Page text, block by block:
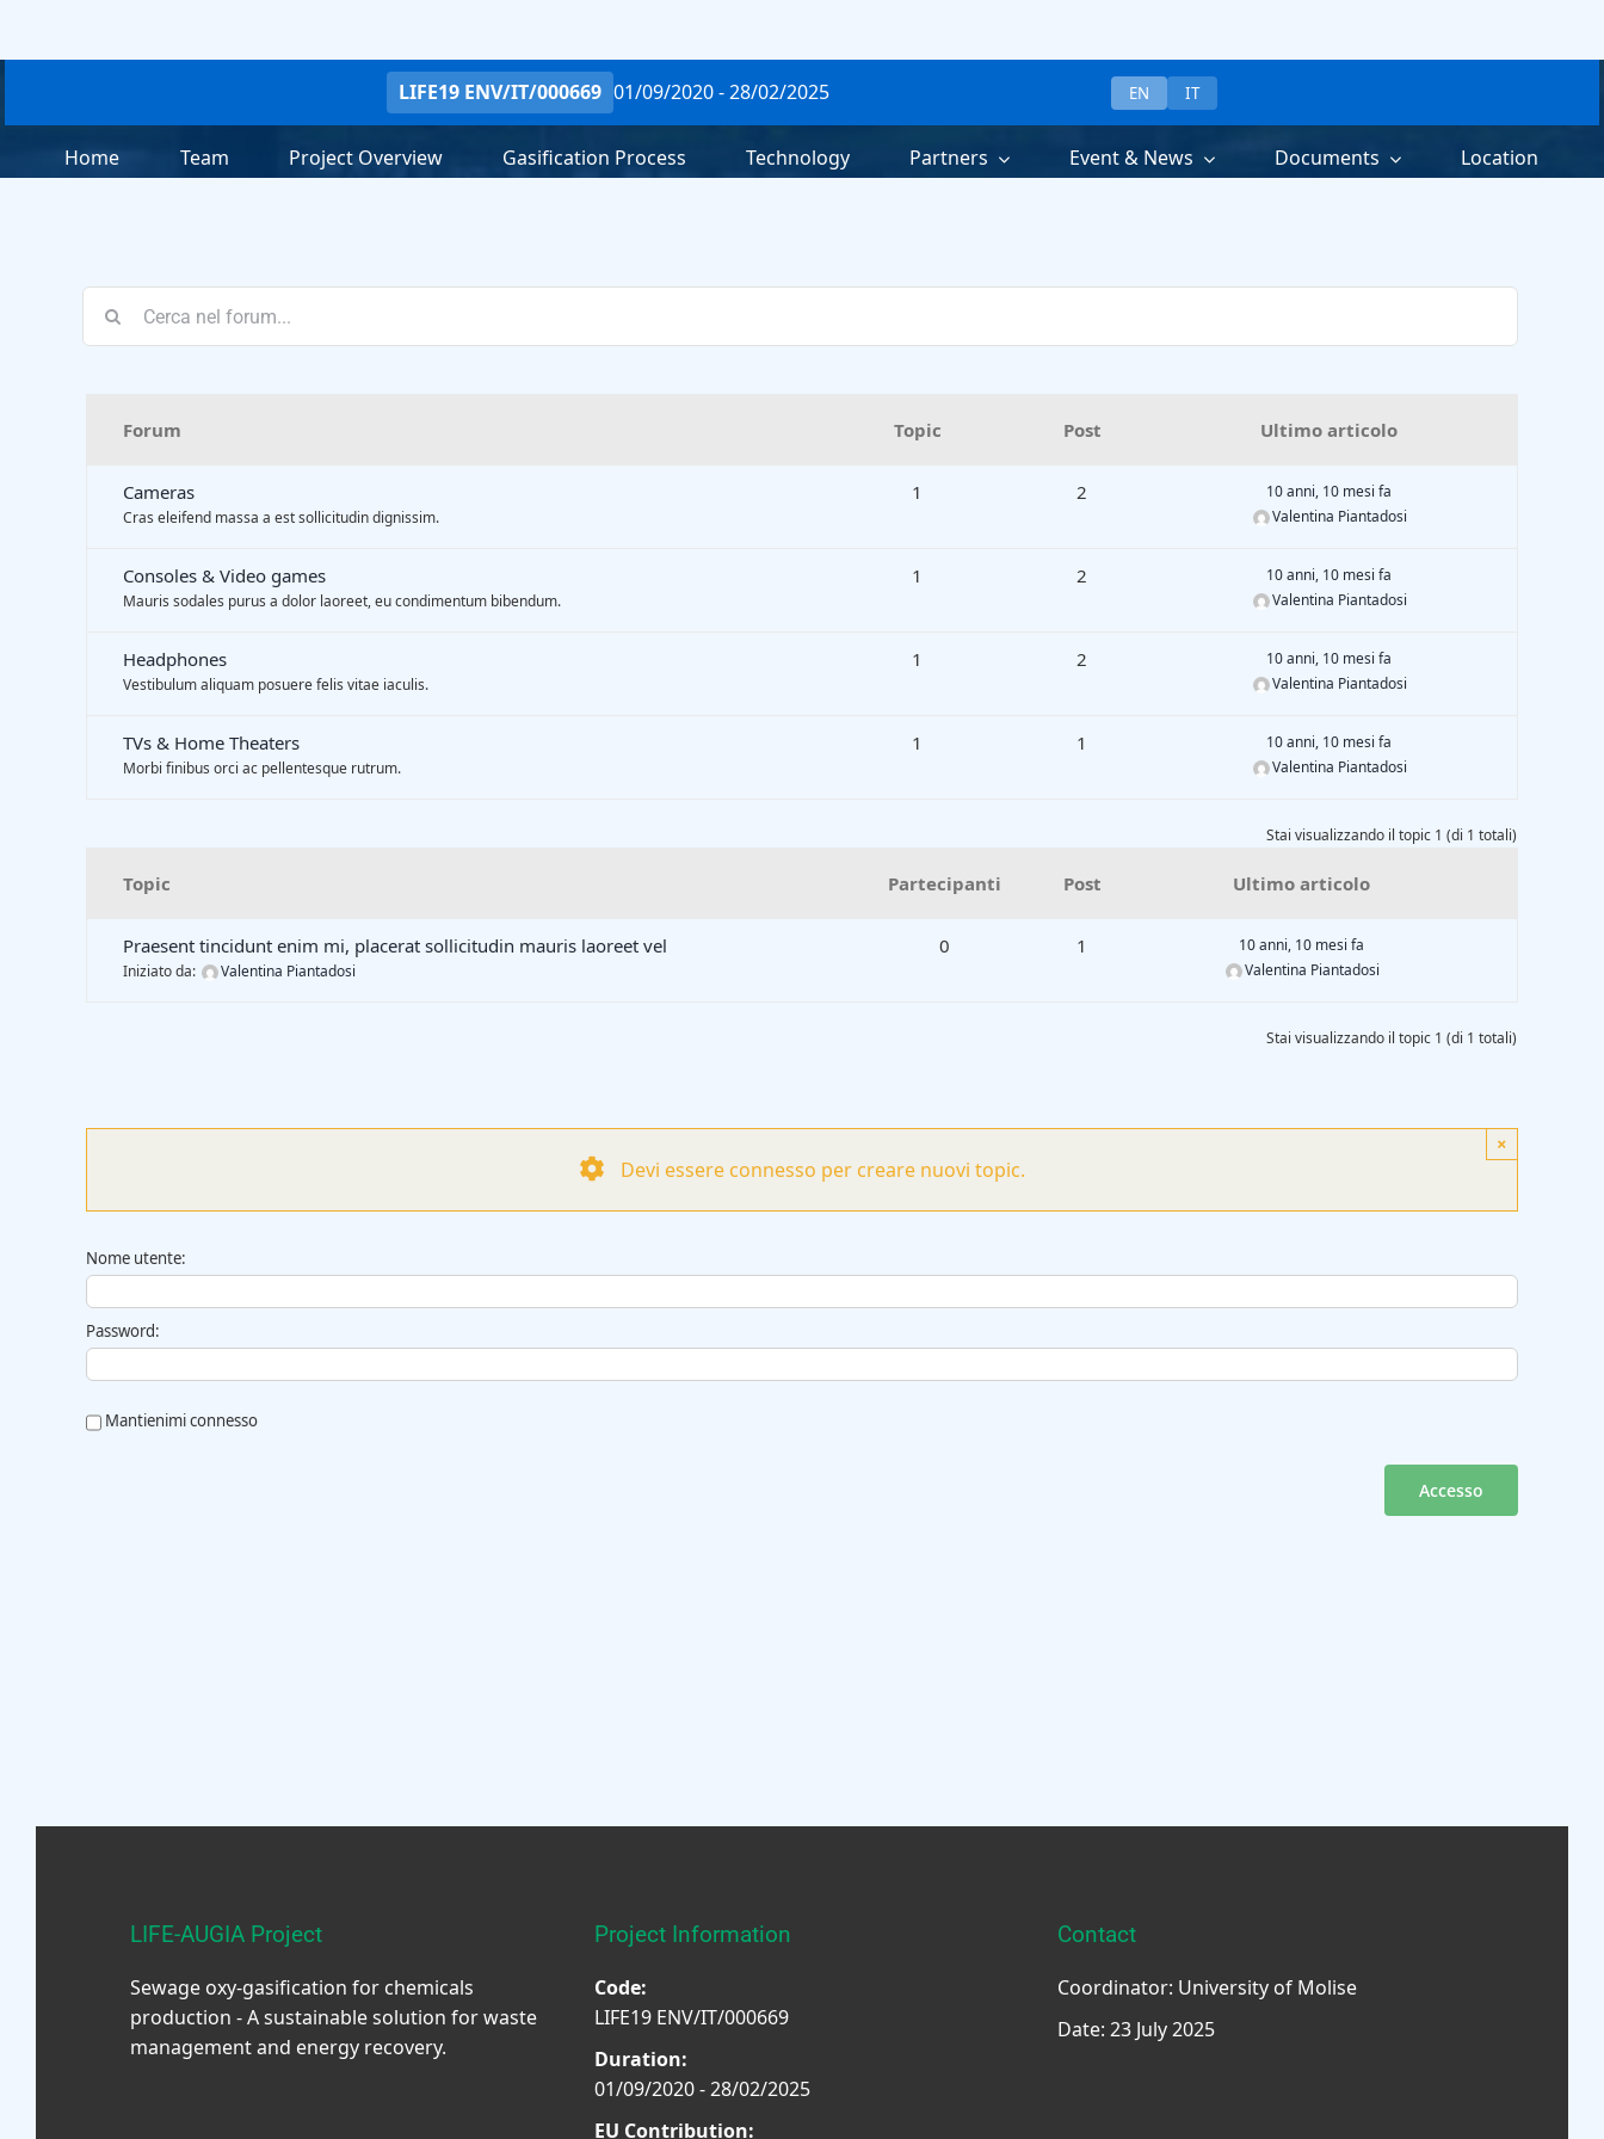
LIFE19 ENV/IT/000669 01/09/2020 - 28/02/2025 EN IT
Home Team Project Overview Gasification Process Technology Partners Event & News Documents Location
Forum Topic Post Ultimo articolo
Cameras
Cras eleifend massa a est sollicitudin dignissim.
1 2
10 anni, 10 mesi fa
Valentina Piantadosi
Consoles & Video games
Mauris sodales purus a dolor laoreet, eu condimentum bibendum.
1 2
10 anni, 10 mesi fa
Valentina Piantadosi
Headphones
Vestibulum aliquam posuere felis vitae iaculis.
1 2
10 anni, 10 mesi fa
Valentina Piantadosi
TVs & Home Theaters
Morbi finibus orci ac pellentesque rutrum.
1 1
10 anni, 10 mesi fa
Valentina Piantadosi
Stai visualizzando il topic 1 (di 1 totali)
Topic Partecipanti Post Ultimo articolo
Praesent tincidunt enim mi, placerat sollicitudin mauris laoreet vel
Iniziato da: Valentina Piantadosi
0 1
10 anni, 10 mesi fa
Valentina Piantadosi
Stai visualizzando il topic 1 (di 1 totali)
×
Devi essere connesso per creare nuovi topic.
Nome utente:
Password:
Mantienimi connesso
Accesso
LIFE-AUGIA Project
Sewage oxy-gasification for chemicals
production - A sustainable solution for waste
management and energy recovery.
Project Information
Code:
LIFE19 ENV/IT/000669
Duration:
01/09/2020 - 28/02/2025
EU Contribution:
Contact
Coordinator: University of Molise
Date: 23 July 2025